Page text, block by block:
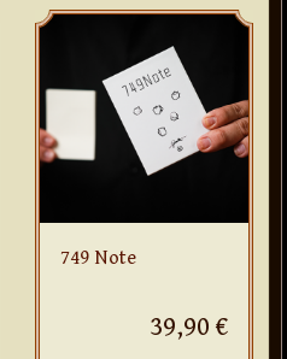
749 Note
39,90 €